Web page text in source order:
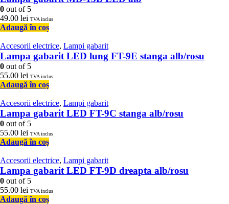
0 out of 5
49.00 lei TVA inclus
Adaugă în coș
Accesorii electrice, Lampi gabarit
Lampa gabarit LED lung FT-9E stanga alb/rosu
0 out of 5
55.00 lei TVA inclus
Adaugă în coș
Accesorii electrice, Lampi gabarit
Lampa gabarit LED FT-9C stanga alb/rosu
0 out of 5
55.00 lei TVA inclus
Adaugă în coș
Accesorii electrice, Lampi gabarit
Lampa gabarit LED FT-9D dreapta alb/rosu
0 out of 5
55.00 lei TVA inclus
Adaugă în coș